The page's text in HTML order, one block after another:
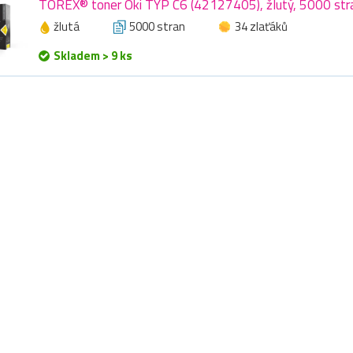
TOREX® toner Oki TYP C6 (42127405), žlutý, 5000
žlutá 5000 stran
34 zlaťáků
Skladem > 9 ks